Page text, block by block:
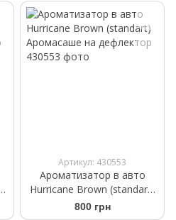
3397014250
Артикул: 430553
Ароматизатор в авто
Hurricane Brown (standart)
Аромасаше на дефлектор
800 грн